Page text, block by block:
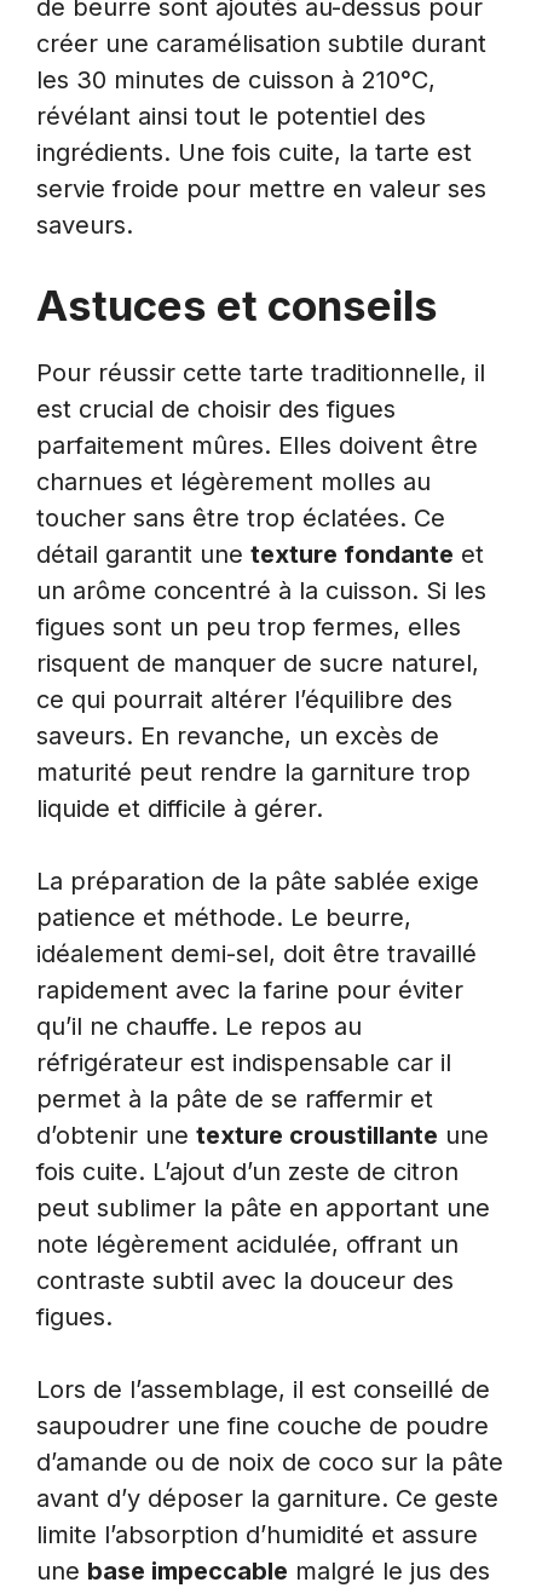
de beurre sont ajoutés au-dessus pour
créer une caramélisation subtile durant
les 30 minutes de cuisson à 210°C,
révélant ainsi tout le potentiel des
ingrédients. Une fois cuite, la tarte est
servie froide pour mettre en valeur ses
saveurs.
Astuces et conseils
Pour réussir cette tarte traditionnelle, il
est crucial de choisir des figues
parfaitement mûres. Elles doivent être
charnues et légèrement molles au
toucher sans être trop éclatées. Ce
détail garantit une texture fondante et
un arôme concentré à la cuisson. Si les
figues sont un peu trop fermes, elles
risquent de manquer de sucre naturel,
ce qui pourrait altérer l’équilibre des
saveurs. En revanche, un excès de
maturité peut rendre la garniture trop
liquide et difficile à gérer.
La préparation de la pâte sablée exige
patience et méthode. Le beurre,
idéalement demi-sel, doit être travaillé
rapidement avec la farine pour éviter
qu’il ne chauffe. Le repos au
réfrigérateur est indispensable car il
permet à la pâte de se raffermir et
d’obtenir une texture croustillante une
fois cuite. L’ajout d’un zeste de citron
peut sublimer la pâte en apportant une
note légèrement acidulée, offrant un
contraste subtil avec la douceur des
figues.
Lors de l’assemblage, il est conseillé de
saupoudrer une fine couche de poudre
d’amande ou de noix de coco sur la pâte
avant d’y déposer la garniture. Ce geste
limite l’absorption d’humidité et assure
une base impeccable malgré le jus des